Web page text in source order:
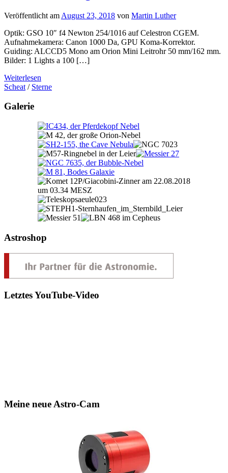
Veröffentlicht am August 23, 2018 von Martin Luther
Optik: GSO 10″ f4 Newton 254/1016 auf Celestron CGEM.
Aufnahmekamera: Canon 1000 Da, GPU Koma-Korrektor.
Guiding: ALCCD5 Mono am Orion Mini Leitrohr 50 mm/162 mm.
Bilder: 1 Lights a 100 […]
Weiterlesen
Scheat / Sterne
Galerie
Astroshop
Letztes YouTube-Video
Meine neue Astro-Cam